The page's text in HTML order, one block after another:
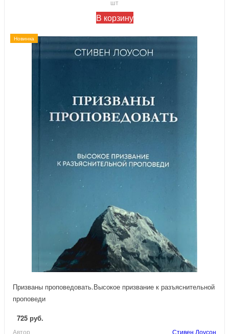
шт
В корзину
Новинка
Призваны проповедовать.Высокое призвание к разъяснительной
проповеди
725 руб.
Автор
Стивен Лоусон